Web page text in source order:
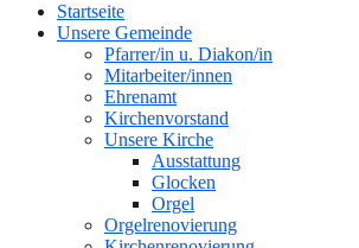
oben
Startseite
Unsere Gemeinde
Pfarrer/in u. Diakon/in
Mitarbeiter/innen
Ehrenamt
Kirchenvorstand
Unsere Kirche
Ausstattung
Glocken
Orgel
Orgelrenovierung